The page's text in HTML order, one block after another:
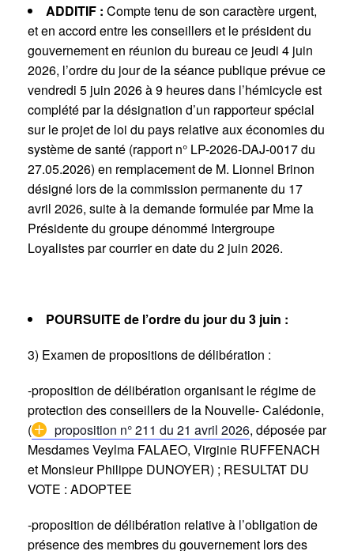
ADDITIF : Compte tenu de son caractère urgent,
et en accord entre les conseillers et le président du
gouvernement en réunion du bureau ce jeudi 4 juin
2026, l’ordre du jour de la séance publique prévue ce
vendredi 5 juin 2026 à 9 heures dans l’hémicycle est
complété par la désignation d’un rapporteur spécial
sur le projet de loi du pays relative aux économies du
système de santé (rapport n° LP-2026-DAJ-0017 du
27.05.2026) en remplacement de M. Lionnel Brinon
désigné lors de la commission permanente du 17
avril 2026, suite à la demande formulée par Mme la
Présidente du groupe dénommé Intergroupe
Loyalistes par courrier en date du 2 juin 2026.
POURSUITE de l’ordre du jour du 3 juin :
3) Examen de propositions de délibération :
-proposition de délibération organisant le régime de
protection des conseillers de la Nouvelle- Calédonie,
(
proposition n° 211 du 21 avril 2026, déposée par
Mesdames Veylma FALAEO, Virginie RUFFENACH
et Monsieur Philippe DUNOYER) ; RESULTAT DU
VOTE : ADOPTEE
-proposition de délibération relative à l’obligation de
présence des membres du gouvernement lors des